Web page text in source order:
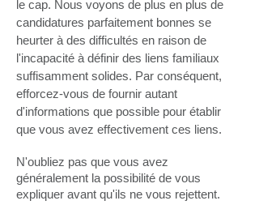
le cap. Nous voyons de plus en plus de
candidatures parfaitement bonnes se
heurter à des difficultés en raison de
l'incapacité à définir des liens familiaux
suffisamment solides. Par conséquent,
efforcez-vous de fournir autant
d'informations que possible pour établir
que vous avez effectivement ces liens.
N'oubliez pas que vous avez
généralement la possibilité de vous
expliquer avant qu'ils ne vous rejettent.